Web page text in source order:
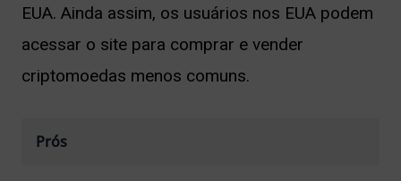
EUA. Ainda assim, os usuários nos EUA podem
acessar o site para comprar e vender
criptomoedas menos comuns.
Prós